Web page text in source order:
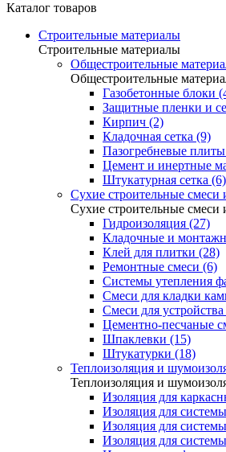
Каталог товаров
Строительные материалы
Строительные материалы
Общестроительные
Общестроительные
Газобетонные блоки
Защитные пленки и
Кирпич (2)
Кладочная сетка (9)
Пазогребневые
Цемент и инертные
Штукатурная сетка (6)
Сухие строительные смеси
Сухие строительные смеси
Гидроизоляция (27)
Кладочные и
Клей для плитки (28)
Ремонтные смеси (6)
Системы утепления
Смеси для кладки
Смеси для
Цементно-песчаные
Шпаклевки (15)
Штукатурки (18)
Теплоизоляция и
Теплоизоляция и
Изоляция для
Изоляция для
Изоляция для
Изоляция для